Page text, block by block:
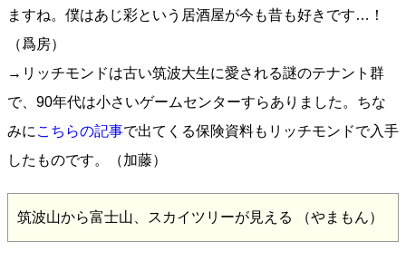
ますね。僕はあじ彩という居酒屋が今も昔も好きです…！
（爲房）
→リッチモンドは古い筑波大生に愛される謎のテナント群
で、90年代は小さいゲームセンターすらありました。ちな
みに こちらの記事で出てくる保険資料もリッチモンドで入手
したものです。（加藤）
筑波山から富士山、スカイツリーが見える （やまもん）